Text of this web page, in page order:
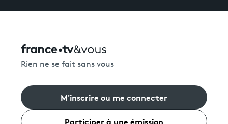
Rien ne se fait sans vous
M'inscrire ou me connecter
Participer à une émission